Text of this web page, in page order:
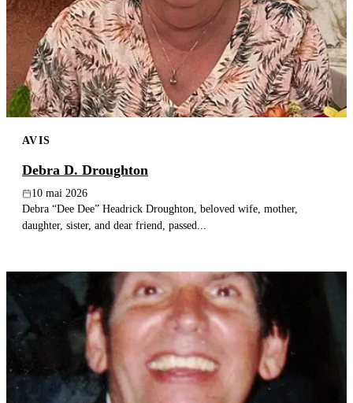
AVIS
Debra D. Droughton
10 mai 2026
Debra “Dee Dee” Headrick Droughton, beloved wife, mother,
daughter, sister, and dear friend, passed...